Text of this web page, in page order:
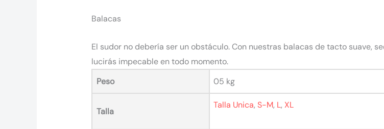
Balacas
El sudor no debería ser un obstáculo. Con nuestras balacas de tacto suave,
lucirás impecable en todo momento.
Peso
05 kg
Talla
Talla Unica, S-M, L, XL